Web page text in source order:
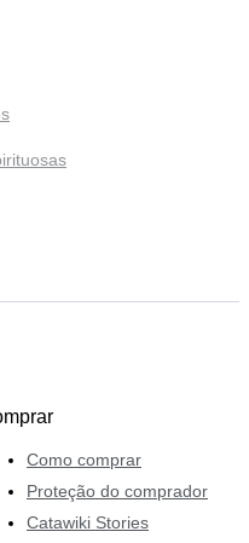
Como comprar
Proteção do comprador
Catawiki Stories